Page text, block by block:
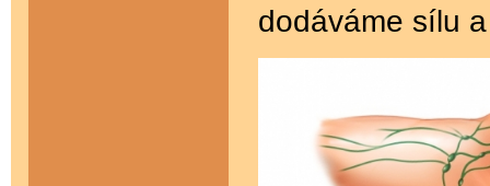
dodáváme sílu